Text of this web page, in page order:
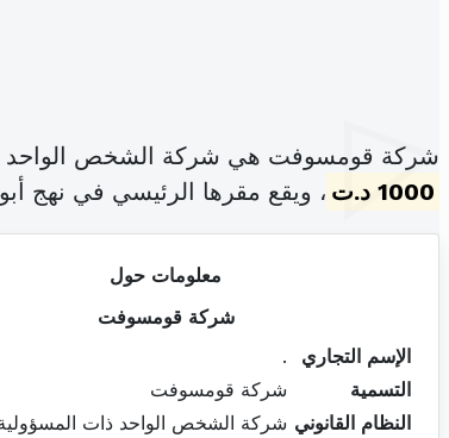
شركة قومسوفت هي شركة الشخص الواحد
1000 د.ت
، ويقع مقرها الرئيسي في نهج
معلومات حول
شركة قومسوفت
الإسم التجاري
.
التسمية
شركة قومسوفت
النظام القانوني شركة الشخص الواحد ذات